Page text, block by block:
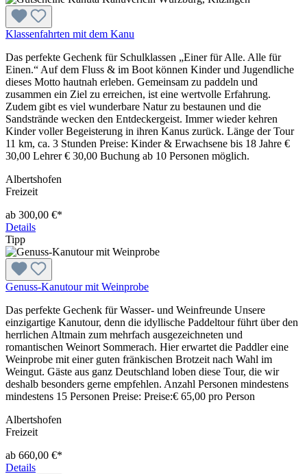
Klassenfahrten mit dem Kanu
Das perfekte Gechenk für Schulklassen „Einer für Alle. Alle für
Einen.“ Auf dem Fluss & im Boot können Kinder und Jugendliche
dieses Motto hautnah erleben. Gemeinsam zu paddeln und
zusammen ein Ziel zu erreichen, ist eine wertvolle Erfahrung.
Zudem gibt es viel wunderbare Natur zu bestaunen und die
Sandstrände wecken den Entdeckergeist. Immer wieder kehren
Kinder voller Begeisterung in ihren Kanus zurück. Länge der Tour
11 km, ca. 3 Stunden Preise: Kinder & Erwachsene bis 18 Jahre €
30,00 Lehrer € 30,00 Buchung ab 10 Personen möglich.
Albertshofen
Freizeit
ab 300,00 €*
Details
Tipp
Genuss-Kanutour mit Weinprobe
Das perfekte Gechenk für Wasser- und Weinfreunde Unsere
einzigartige Kanutour, denn die idyllische Paddeltour führt über den
herrlichen Altmain zum mehrfach ausgezeichneten und
romantischen Weinort Sommerach. Hier erwartet die Paddler eine
Weinprobe mit einer guten fränkischen Brotzeit nach Wahl im
Weingut. Gäste aus ganz Deutschland loben diese Tour, die wir
deshalb besonders gerne empfehlen. Anzahl Personen mindestens
mindestens 15 Personen Preise: Preise:€ 65,00 pro Person
Albertshofen
Freizeit
ab 660,00 €*
Details